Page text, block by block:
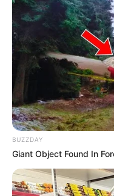
LIHAT
Laras Kinanda
BUZZDAY
Giant Object Found In